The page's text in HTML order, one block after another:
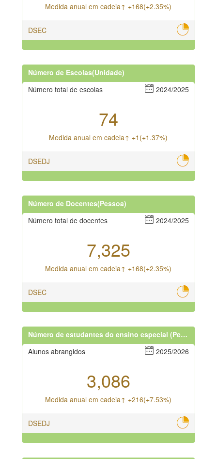
Medida anual em cadeia↑ +168(+2.35%)
DSEC
Número de Escolas(Unidade)
Número total de escolas
2024/2025
74
Medida anual em cadeia↑ +1(+1.37%)
DSEDJ
Número de Docentes(Pessoa)
Número total de docentes
2024/2025
7,325
Medida anual em cadeia↑ +168(+2.35%)
DSEC
Número de estudantes do ensino especial (Pessoa)
Alunos abrangidos
2025/2026
3,086
Medida anual em cadeia↑ +216(+7.53%)
DSEDJ